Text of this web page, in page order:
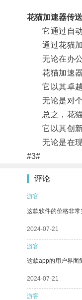
花猫加速器传
它通过自动
通过花猫加
无论在办公
花猫加速器
它以其卓越
无论是对个
总之，花猫
它以其创新
无论是在现
#3#
评论
游客
这款软件的价格非常
2024-07-21
游客
这款app的用户界面
2024-07-21
游客